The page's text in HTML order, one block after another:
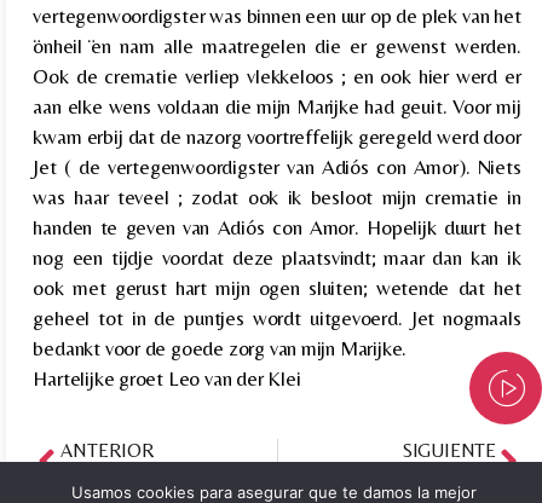
vertegenwoordigster was binnen een uur op de plek van het
̈onheil ̈en nam alle maatregelen die er gewenst werden.
Ook de crematie verliep vlekkeloos ; en ook hier werd er
aan elke wens voldaan die mijn Marijke had geuit. Voor mij
kwam erbij dat de nazorg voortreffelijk geregeld werd door
Jet ( de vertegenwoordigster van Adiós con Amor). Niets
was haar teveel ; zodat ook ik besloot mijn crematie in
handen te geven van Adiós con Amor. Hopelijk duurt het
nog een tijdje voordat deze plaatsvindt; maar dan kan ik
ook met gerust hart mijn ogen sluiten; wetende dat het
geheel tot in de puntjes wordt uitgevoerd. Jet nogmaals
bedankt voor de goede zorg van mijn Marijke.
Hartelijke groet Leo van der Klei
ANTERIOR SIGUIENTE
Usamos cookies para asegurar que te damos la mejor